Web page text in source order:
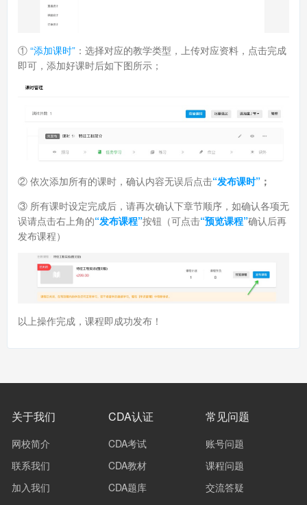
① “添加课时” ：选择对应的教学类型，上传对应资料，点击完成
即可，添加好课时后如下图所示；
② 依次添加所有的课时，确认内容无误后点击“发布课时” ；
③ 所有课时设定完成后，请再次确认下章节顺序，如确认各项无
误请点击右上角的“发布课程”按钮（可点击“预览课程”确认后再
发布课程）
以上操作完成，课程即成功发布！
关于我们
网校简介
联系我们
加入我们
CDA认证
CDA考试
CDA教材
CDA题库
常见问题
账号问题
课程问题
交流答疑